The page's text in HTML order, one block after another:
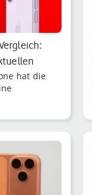
hat die